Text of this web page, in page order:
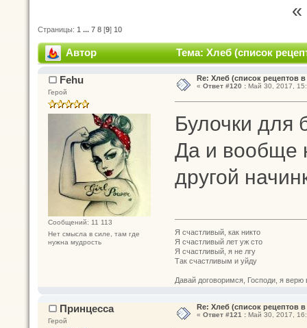
Страницы: 1 ... 7 8 [9] 10
Автор Тема: Хлеб (список
Fehu
Герой
Сообщений: 11 113
Нет смысла в силе, там где
нужна мудрость
Re: Хлеб (список рецептов
« Ответ #120 :Май 30, 2017,
Булочки для
Да и вообще
другой
Я счастливый, как никто
Я счастливый лет уж сто
Я счастливый, я не лгу
Так счастливым и уйду
Давай договоримся, Господи, я
Принцесса
Герой
Re: Хлеб (список рецептов
« Ответ #121 :Май 30, 2017,